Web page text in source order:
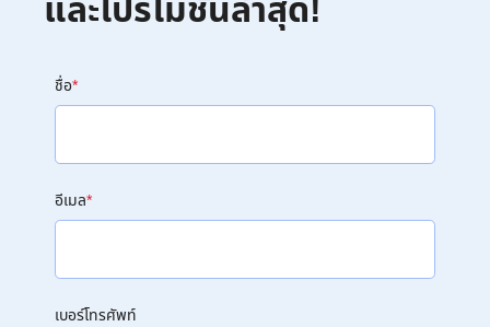
และโปรโมชั่นล่าสุด!
ชื่อ*
อีเมล*
เบอร์โทรศัพท์